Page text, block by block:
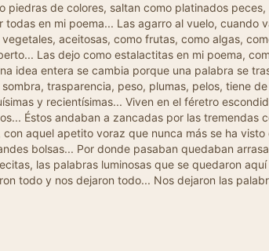
piedras de colores, saltan como platinados
todas en mi poema... Las agarro al vuelo,
aceitosas, como frutas, como algas,
Las dejo como estalactitas en mi poema,
idea entera se cambia porque una palabra se
trasparencia, peso, plumas, pelos, tiene
y recientísimas... Viven en el féretro
Éstos andaban a zancadas por las
aquel apetito voraz que nunca más se ha
bolsas... Por donde pasaban quedaban
las palabras luminosas que se quedaron
todo y nos dejaron todo... Nos dejaron las